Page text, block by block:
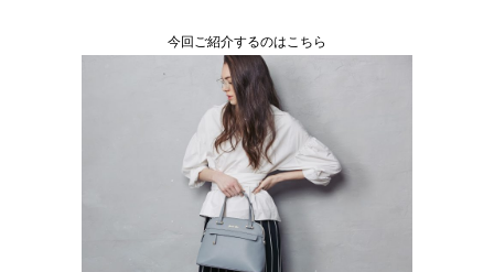
今回ご紹介するのはこちら